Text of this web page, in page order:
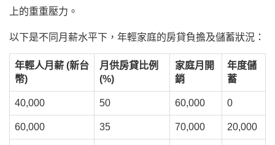
上的重重壓力。
以下是不同月薪水平下，年輕家庭的房貸負擔及儲蓄狀況：
年輕人月薪 (新台
幣)
月供房貸比例
(%)
家庭月開
銷
年度儲
蓄
40,000 50 60,000 0
60,000 35 70,000 20,000